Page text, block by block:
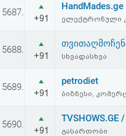
სალიცენზიო
შეთანხმება
პასუხისმგებლობის
უარყოფა
5687.
+91
HandMades.ge
ელექტრონული
5688.
+91 სხვადასხვა
5689.
+91
petrodiet
ბიზნესი,
5690.
+91 გასართობი